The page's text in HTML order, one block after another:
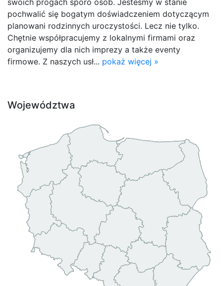
pochwalić się bogatym doświadczeniem dotyczącym
planowani rodzinnych uroczystości. Lecz nie tylko.
Chętnie współpracujemy z lokalnymi firmami oraz
organizujemy dla nich imprezy a także eventy
firmowe. Z naszych usł... pokaż więcej »
Województwa